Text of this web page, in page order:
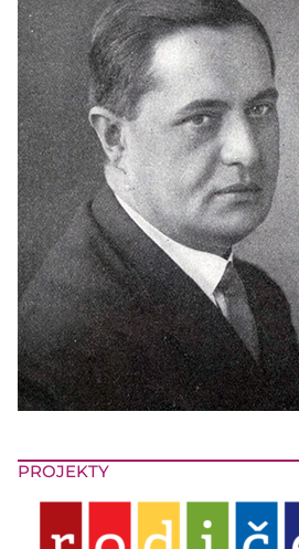
PROJEKTY